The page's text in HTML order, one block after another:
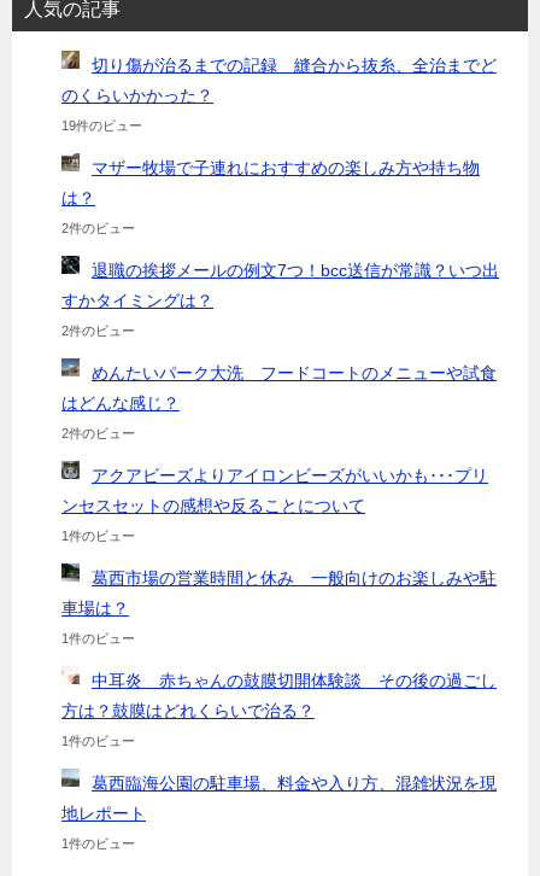
人気の記事
切り傷が治るまでの記録 縫合から抜糸、全治までど
のくらいかかった？
19件のビュー
マザー牧場で子連れにおすすめの楽しみ方や持ち物
は？
2件のビュー
退職の挨拶メールの例文7つ！bcc送信が常識？いつ出
すかタイミングは？
2件のビュー
めんたいパーク大洗 フードコートのメニューや試食
はどんな感じ？
2件のビュー
アクアビーズよりアイロンビーズがいいかも･･･プリ
ンセスセットの感想や反ることについて
1件のビュー
葛西市場の営業時間と休み 一般向けのお楽しみや駐
車場は？
1件のビュー
中耳炎 赤ちゃんの鼓膜切開体験談 その後の過ごし
方は？鼓膜はどれくらいで治る？
1件のビュー
葛西臨海公園の駐車場、料金や入り方、混雑状況を現
地レポート
1件のビュー